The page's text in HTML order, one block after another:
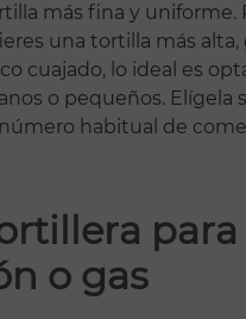
más fina y uniforme.
una tortilla más
cuajado, lo ideal es
o pequeños. Elígela
habitual de
para
o gas